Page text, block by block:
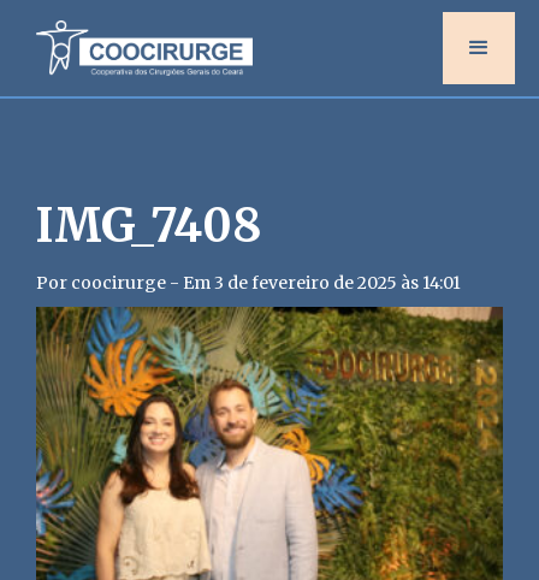
IMG_7408
Por coocirurge - Em 3 de fevereiro de 2025 às 14:01